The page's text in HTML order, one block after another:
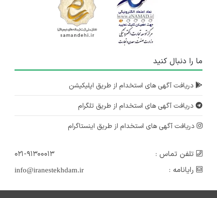
ما را دنبال کنید
دریافت آگهی های استخدام از طریق اپلیکیشن
دریافت آگهی های استخدام از طریق تلگرام
دریافت آگهی های استخدام از طریق اینستاگرام
تلفن تماس :
۰۲۱-۹۱۳۰۰۰۱۳
رایانامه :
info@iranestekhdam.ir